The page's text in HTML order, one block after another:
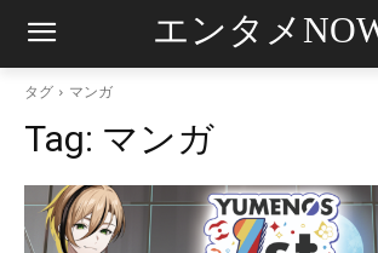
エンタメ
タグ マンガ
Tag: マンガ